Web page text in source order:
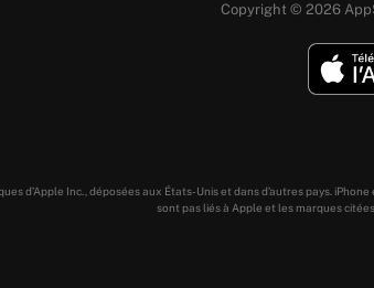
Copyright © 2026
d’Apple Inc., déposées aux États-Unis et dans d’autres pays.
sont pas liés à Apple et les marques